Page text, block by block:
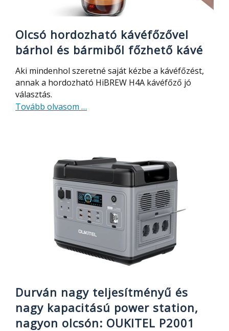
Olcsó hordozható kávéfőzővel
bárhol és bármiből főzhető kávé
Aki mindenhol szeretné saját kézbe a kávéfőzést,
annak a hordozható HiBREW H4A kávéfőző jó
választás.
Tovább olvasom about
bárhol
és
bármiből
főzhető
kávé
…
Durván nagy teljesítményű és
nagy kapacitású power station,
nagyon olcsón: OUKITEL P2001